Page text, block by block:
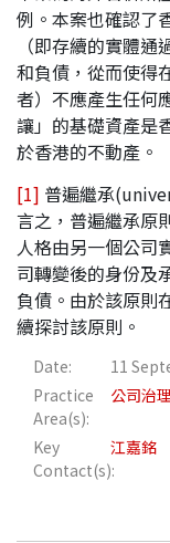
例。本案也確認了
（即存續的實體
和負債，從而使得
者）不應產生任何
讓」的基礎資產是
於香港的不動產。
[1] 普遍繼承
言之，普遍繼承原
人格由另一個公司
司轉變後的身份及
負債。由於該原則
續探討該原則。
Date:
11
Practice
Area(s):
公司治理
Key
Contact(s):
江嘉銘